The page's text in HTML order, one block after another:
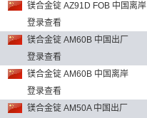
镁合金锭 AZ91D FOB 中国离岸
登录查看
镁合金锭 AM60B 中国出厂
登录查看
镁合金锭 AM60B 中国离岸
登录查看
镁合金锭 AM50A 中国出厂